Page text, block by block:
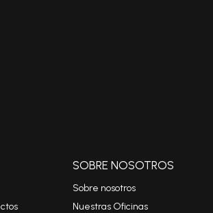
SOBRE NOSOTROS
Sobre nosotros
Nuestras Oficinas